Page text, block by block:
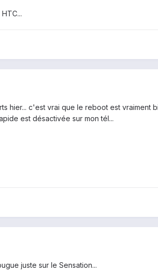
hier... c'est vrai que le reboot est
est désactivée sur mon tél...
juste sur le Sensation...